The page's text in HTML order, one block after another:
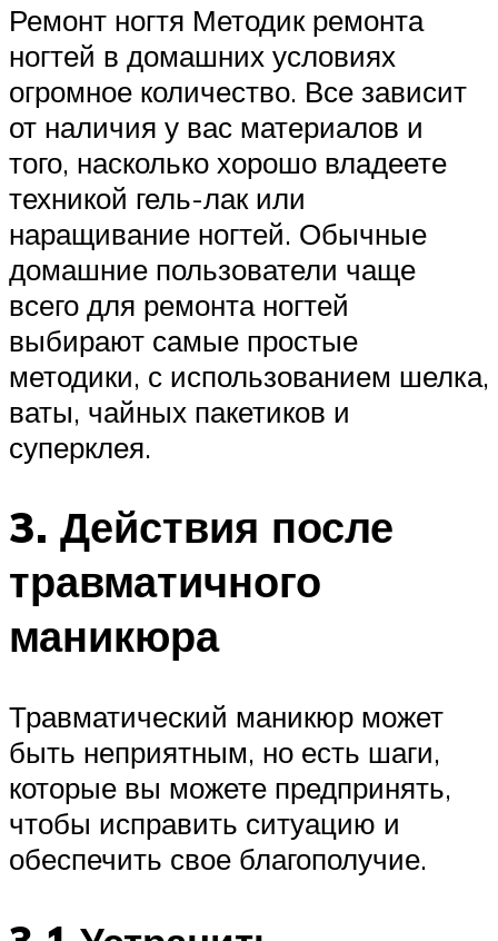
Ремонт ногтя Методик ремонта
ногтей в домашних условиях
огромное количество. Все зависит
от наличия у вас материалов и
того, насколько хорошо владеете
техникой гель-лак или
наращивание ногтей. Обычные
домашние пользователи чаще
всего для ремонта ногтей
выбирают самые простые
методики, с использованием шелка,
ваты, чайных пакетиков и
суперклея.
3. Действия после
травматичного
маникюра
Травматический маникюр может
быть неприятным, но есть шаги,
которые вы можете предпринять,
чтобы исправить ситуацию и
обеспечить свое благополучие.